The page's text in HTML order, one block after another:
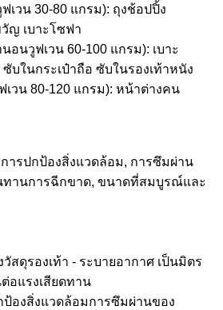
วน 30-80 แกรม): ถุงช้อปปิ้ง
ญ เบาะโซฟา
อนวูฟเวน 60-100 แกรม): เบาะ
บในกระเป๋าถือ ซับในรองเท้าหนัง
วน 80-120 แกรม): หน้าต่างคน
ารปกป้องสิ่งแวดล้อม, การซึมผ่าน
ทานการฉีกขาด, ขนาดที่สมบูรณ์และ
วัสดุรองเท้า - ระบายอากาศ เป็นมิตร
อแรงเสียดทาน
ป้องสิ่งแวดล้อมการซึมผ่านของ